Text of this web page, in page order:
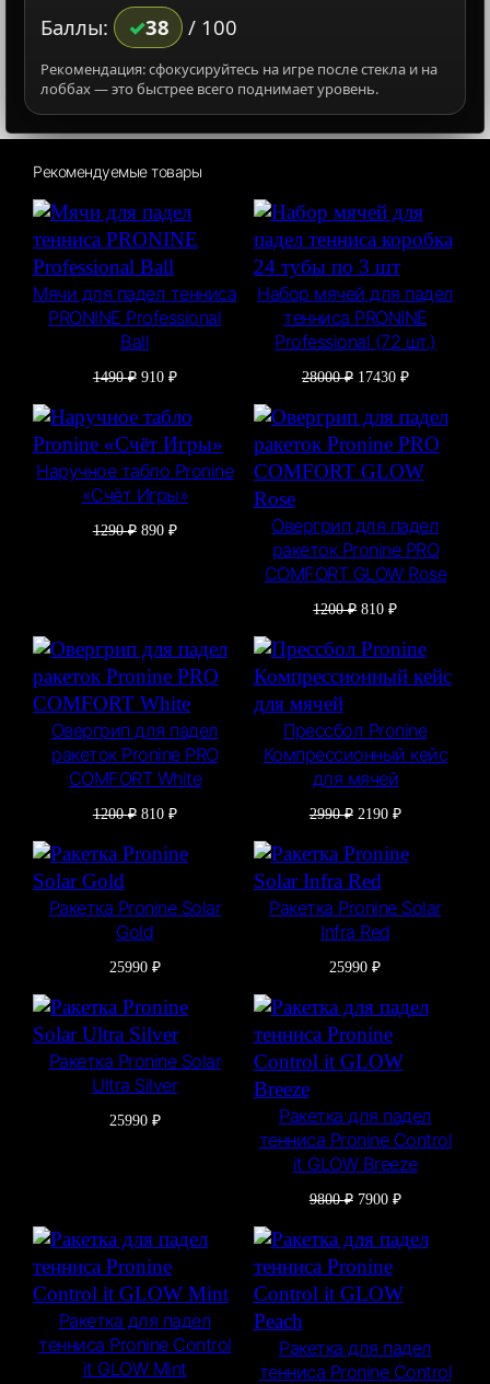
Баллы: 38 / 100
Рекомендация: сфокусируйтесь на игре после стекла и на
лоббах — это быстрее всего поднимает уровень.
Рекомендуемые товары
Мячи для падел тенниса
PRONINE Professional
Ball
1490₽ Первоначальная
составляла
1490 ₽.
910 ₽Текущая
910 ₽.
Набор мячей для падел
тенниса PRONINE
Professional (72 шт.)
28000₽ Первоначальная
составляла
28000 ₽.
17430 ₽Текущая
17430 ₽.
Наручное табло Pronine
«Счёт Игры»
1290₽ Первоначальная
890 ₽Текущая
Овергрип для падел
ракеток Pronine PRO
COMFORT GLOW Rose
1200₽ Первоначальная
составляла
1200 ₽.
810₽Текущая
810 ₽.
Овергрип для падел
ракеток Pronine PRO
COMFORT White
1200₽ Первоначальная
составляла
810 ₽Текущая
810 ₽.
Прессбол Pronine
Компрессионный кейс
для мячей
2990₽ Первоначальная
составляла
2990 ₽.
2190 ₽Текущая
2190 ₽.
Ракетка Pronine Solar
Gold
25990 ₽
Ракетка Pronine Solar
Infra Red
25990₽
Ракетка Pronine Solar
Ultra Silver
25990 ₽
Ракетка для падел
тенниса Pronine Control
it GLOW Breeze
9800₽ Первоначальная
составляла
9800 ₽.
7900 ₽Текущая
7900 ₽.
Ракетка для падел
тенниса Pronine Control
it GLOW Mint
Ракетка для падел
тенниса Pronine Control